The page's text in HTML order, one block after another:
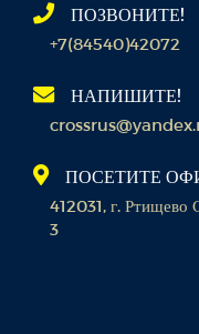
ПОЗВОНИТЕ!
+7(84540)42072
НАПИШИТЕ!
ПОСЕТИТЕ
412031, г. Ртищево
3